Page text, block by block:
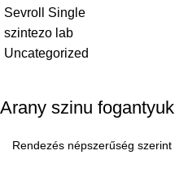
Sevroll Single
szintezo lab
Uncategorized
Arany szinu fogantyuk